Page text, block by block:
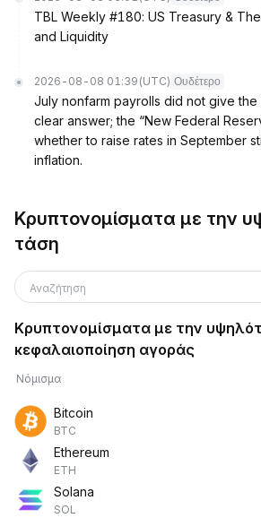
TBL Weekly #180: US Treasury &
and Liquidity
2026-08-08 01:39 (UTC) Ουδέτερο
July nonfarm payrolls did not give the
clear answer; the “New Federal
whether to raise rates in September
inflation.
Κρυπτονομίσματα με την
τάση
Αναζήτηση
Κρυπτονομίσματα με την
κεφαλαιοποίηση αγοράς
Νόμισμα
Bitcoin
BTC
Ethereum
ETH
Solana
SOL